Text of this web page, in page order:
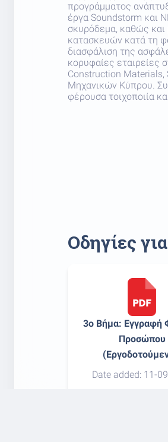
προγράμματος
έργα Soundstorm και
σκυρόδεμα, καθώς και
κατασκευών κατά τη
διασφάλιση της
κορυφαίες εταιρείες
Construction Materials,
Μηχανικών Κύπρου.
φέρουσα τοιχοποιία
Οδηγίες
3o Βήμα: Εγγραφή
Προσώπου
Date added: 11-